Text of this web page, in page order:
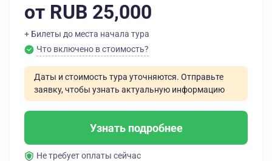
от RUB 25,000
+ Билеты до места начала тура
Что включено в стоимость?
Даты и стоимость тура уточняются. Отправьте
заявку, чтобы узнать актуальную информацию
Узнать подробнее
Не требует оплаты сейчас